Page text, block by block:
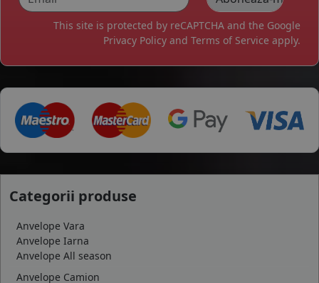
This site is protected by reCAPTCHA and the Google
Privacy Policy and Terms of Service apply.
Categorii produse
Anvelope Vara
Anvelope Iarna
Anvelope All season
Anvelope Camion